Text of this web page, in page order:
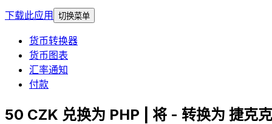
下载此应用
切换菜单
货币转换器
货币图表
汇率通知
付款
50 CZK 兑换为 PHP | 将 - 转换为 捷克